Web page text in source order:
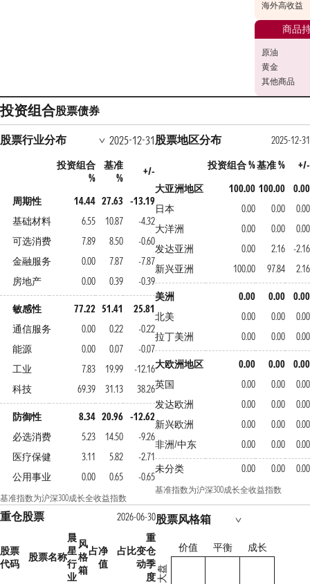
海外高收益
商品
原油
黄金
其他商品
投资组合股票债券
股票行业分布 2025-12-31
投资组合
%
基准
%
+/-
周期性 14.44 27.63
-13.19
基础材料
6.55 10.87
-4.32
可选消费
7.89 8.50
-0.60
金融服务
0.00 7.87
-7.87
房地产
0.00 0.39 -0.39
敏感性 77.22 51.41
25.81
通信服务
0.00 0.22
-0.22
能源
0.00 0.07
-0.07
工业
7.83 19.99
-12.16
科技
69.39 31.13 38.26
防御性 8.34 20.96 -12.62
必选消费
5.23 14.50
-9.26
医疗保健
3.11 5.82
-2.71
公用事业
0.00 0.65 -0.65
基准指数为沪深300成长全收益指数
股票地区分布
2025-12-31
投资组合 %基准 %
+/-
大亚洲地区
100.00 100.00
0.00
日本
0.00 0.00
0.00
大洋洲
0.00 0.00
0.00
发达亚洲
0.00 2.16
-2.16
新兴亚洲
100.00 97.84 2.16
美洲 0.00 0.00
0.00
北美
0.00 0.00
0.00
拉丁美洲
0.00 0.00 0.00
大欧洲地区 0.00 0.00
0.00
英国
0.00 0.00
0.00
发达欧洲
0.00 0.00
0.00
新兴欧洲
0.00 0.00
0.00
非洲/中东
0.00 0.00
0.00
未分类
0.00 0.00 0.00
基准指数为沪深300成长全收益指数
重仓股票 2026-06-30
股票
代码
股票名称
晨
星
行
业
风
格
箱
占净
值
占比变
动
重
仓
季
度
股票风格箱
价值 平衡 成长
大盘